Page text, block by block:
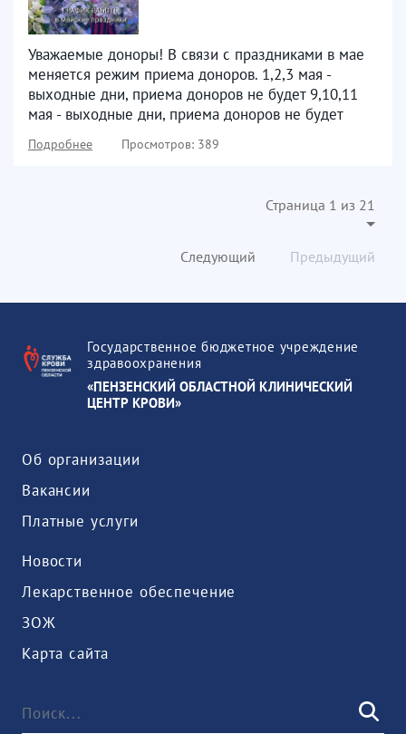
Уважаемые доноры! В связи с праздниками в мае
меняется режим приема доноров. 1,2,3 мая -
выходные дни, приема доноров не будет 9,10,11
мая - выходные дни, приема доноров не будет
Подробнее Просмотров: 389
Страница 1 из 21
Предыдущий
Следующий
Государственное бюджетное учреждение
здравоохранения
«ПЕНЗЕНСКИЙ ОБЛАСТНОЙ КЛИНИЧЕСКИЙ
ЦЕНТР КРОВИ»
Об организации
Вакансии
Платные услуги
Новости
Лекарственное обеспечение
ЗОЖ
Карта сайта